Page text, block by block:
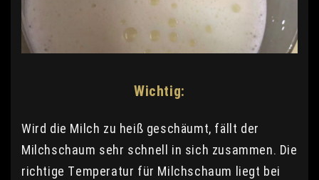
Wichtig:
Wird die Milch zu heiß geschäumt, fällt der
Milchschaum sehr schnell in sich zusammen. Die
richtige Temperatur für Milchschaum liegt bei